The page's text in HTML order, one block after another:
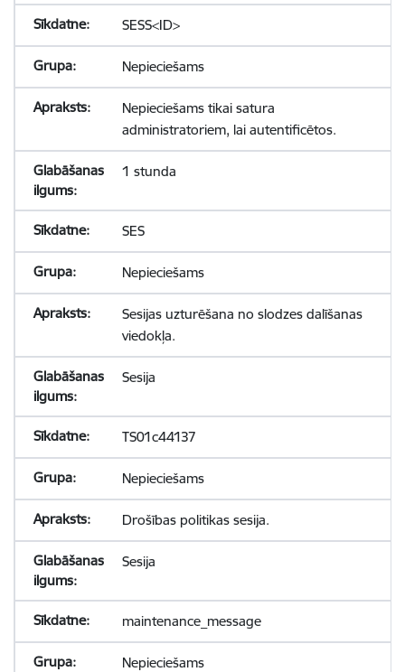
SESS<ID>
Nepieciešams
Nepieciešams tikai satura
administratoriem, lai autentificētos.
1 stunda
SES
Nepieciešams
Sesijas uzturēšana no slodzes dalīšanas
viedokļa.
Sesija
TS01c44137
Nepieciešams
Drošības politikas sesija.
Sesija
maintenance_message
Nepieciešams